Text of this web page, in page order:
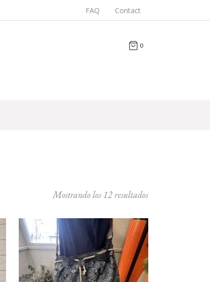
FAQ Contact
0
Mostrando los 12 resultados